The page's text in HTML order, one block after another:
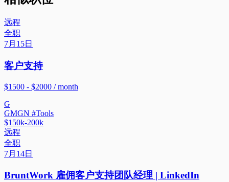
远程
全职
7月15日
客户支持
$1500 - $2000 / month
G
GMGN #Tools
$150k-200k
远程
全职
7月14日
BruntWork 雇佣客户支持团队经理 | LinkedIn